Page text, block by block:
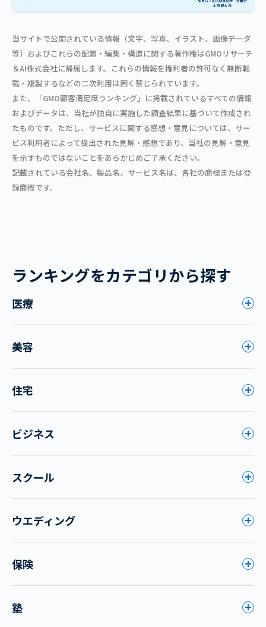
当サイトで公開されている情報（文字、写真、イラスト、画像データ
等）およびこれらの配置・編集・構造に関する著作権はGMOリサーチ
＆AI株式会社に帰属します。これらの情報を権利者の許可なく無断転
載・複製するなどの二次利用は固く禁じられています。
また、「GMO顧客満足度ランキング」に掲載されているすべての情報
およびデータは、当社が独自に実施した調査結果に基づいて作成され
たものです。ただし、サービスに関する感想・意見については、サー
ビス利用者によって提出された見解・感想であり、当社の見解・意見
を示すものではないことをあらかじめご了承ください。
記載されている会社名、製品名、サービス名は、各社の商標または登
録商標です。
ランキングをカテゴリから探す
医療
美容
住宅
ビジネス
スクール
ウエディング
保険
塾